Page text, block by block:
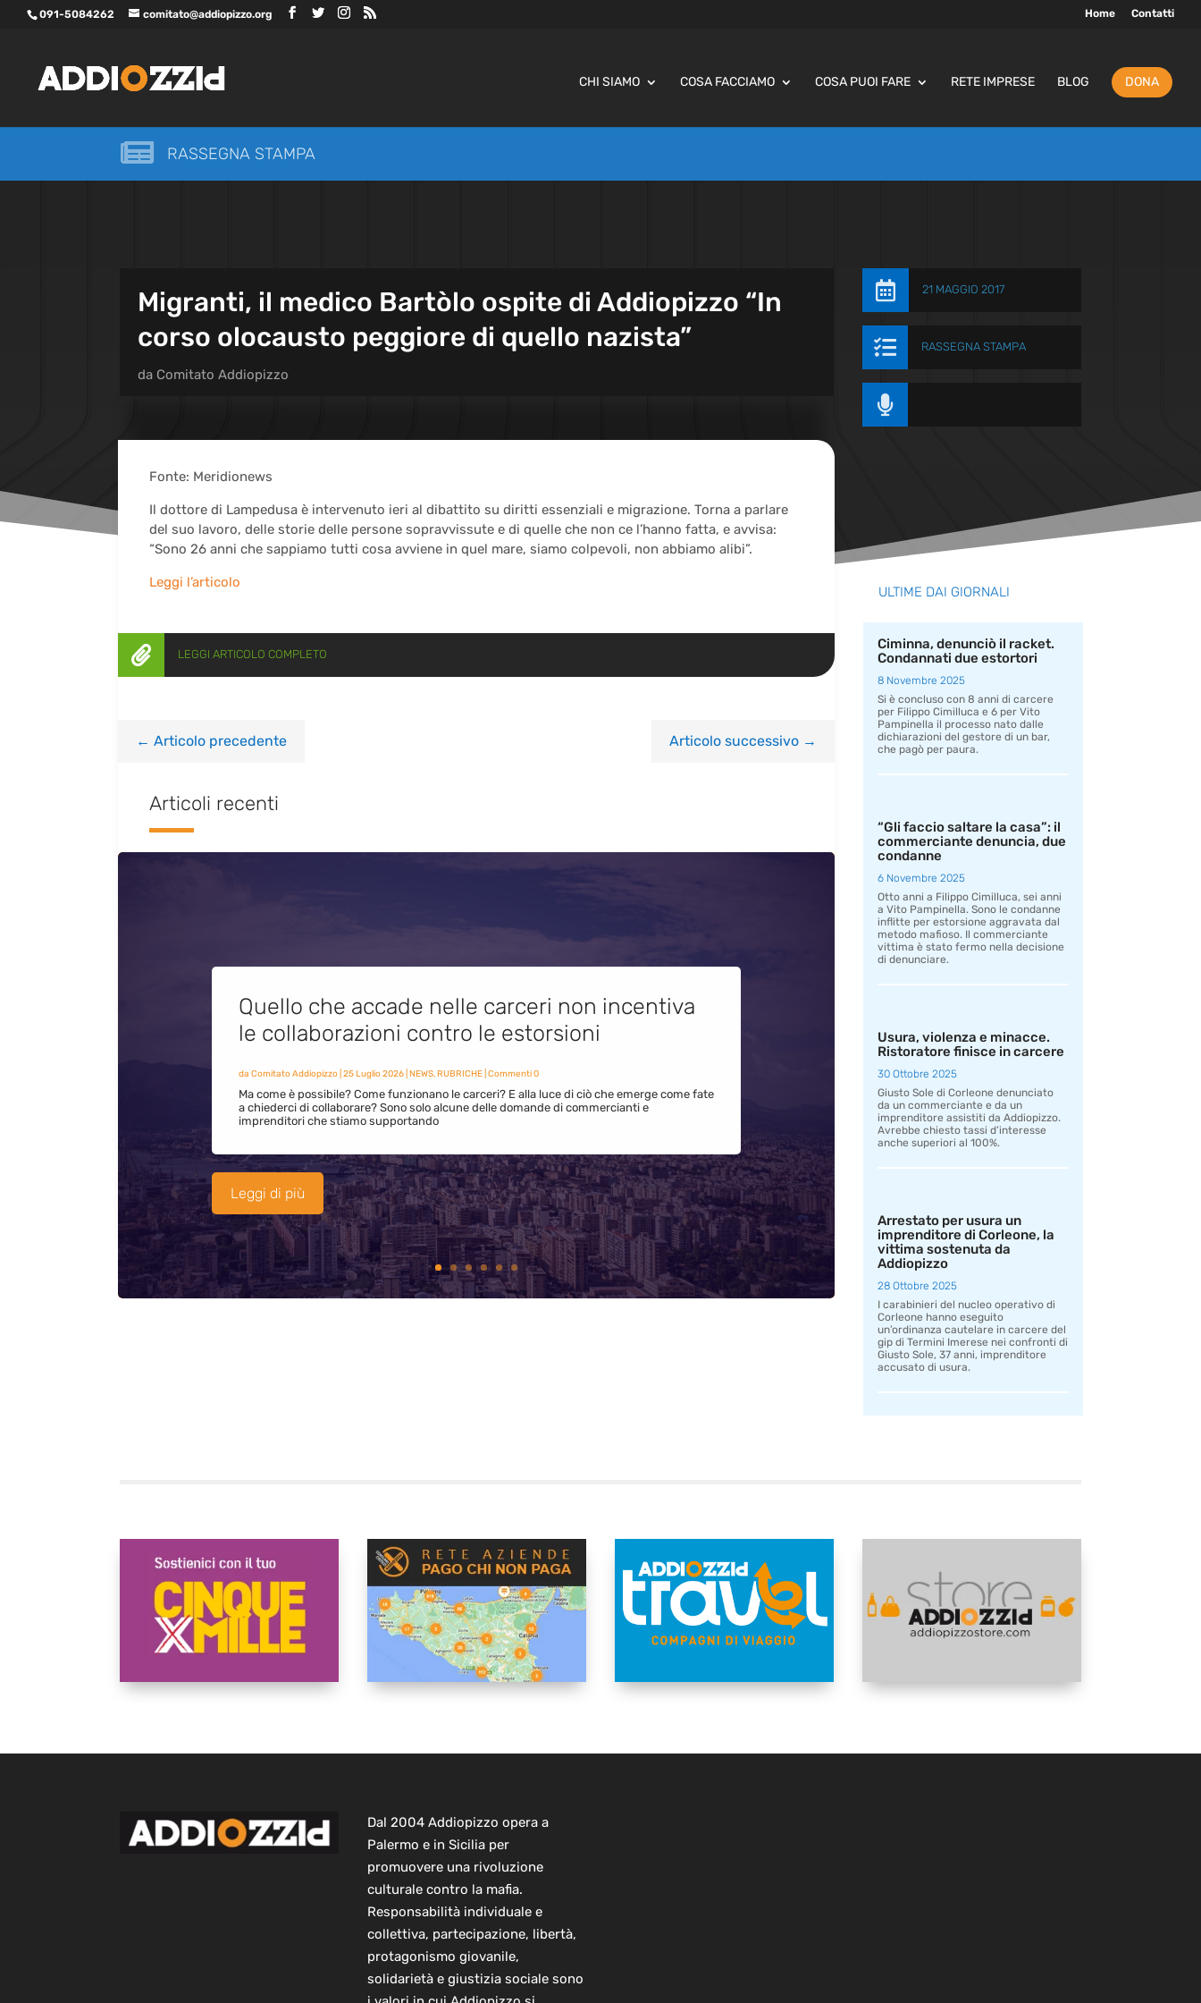
091-5084262 comitato@addiopizzo.org Home Contatti
CHI SIAMO COSA FACCIAMO COSA PUOI FARE RETE IMPRESE BLOG DONA
 RASSEGNA STAMPA
Migranti, il medico Bartòlo ospite di Addiopizzo “In
corso olocausto peggiore di quello nazista”
da Comitato Addiopizzo
 21 MAGGIO 2017
 RASSEGNA STAMPA

Fonte: Meridionews
Il dottore di Lampedusa è intervenuto ieri al dibattito su diritti essenziali e migrazione. Torna a parlare
del suo lavoro, delle storie delle persone sopravvissute e di quelle che non ce l’hanno fatta, e avvisa:
“Sono 26 anni che sappiamo tutti cosa avviene in quel mare, siamo colpevoli, non abbiamo alibi”.
Leggi l’articolo
 LEGGI ARTICOLO COMPLETO
← Articolo precedente Articolo successivo→
Articoli recenti
Quello che accade nelle carceri non incentiva
le collaborazioni contro le estorsioni
da Comitato Addiopizzo| 25 Luglio 2026| NEWS,RUBRICHE| Commenti 0
Ma come è possibile? Come funzionano le carceri? E alla luce di ciò che emerge come fate
a chiederci di collaborare? Sono solo alcune delle domande di commercianti e
imprenditori che stiamo supportando
Leggi di più
ULTIME DAI GIORNALI
Ciminna, denunciò il racket.
Condannati due estortori
8 Novembre 2025
Si è concluso con 8 anni di carcere
per Filippo Cimilluca e 6 per Vito
Pampinella il processo nato dalle
dichiarazioni del gestore di un bar,
che pagò per paura.
“Gli faccio saltare la casa”: il
commerciante denuncia, due
condanne
6 Novembre 2025
Otto anni a Filippo Cimilluca, sei anni
a Vito Pampinella. Sono le condanne
inflitte per estorsione aggravata dal
metodo mafioso. Il commerciante
vittima è stato fermo nella decisione
di denunciare.
Usura, violenza e minacce.
Ristoratore finisce in carcere
30 Ottobre 2025
Giusto Sole di Corleone denunciato
da un commerciante e da un
imprenditore assistiti da Addiopizzo.
Avrebbe chiesto tassi d’interesse
anche superiori al 100%.
Arrestato per usura un
imprenditore di Corleone, la
vittima sostenuta da
Addiopizzo
28 Ottobre 2025
I carabinieri del nucleo operativo di
Corleone hanno eseguito
un’ordinanza cautelare in carcere del
gip di Termini Imerese nei confronti di
Giusto Sole, 37 anni, imprenditore
accusato di usura.
Dal 2004 Addiopizzo opera a
Palermo e in Sicilia per
promuovere una rivoluzione
culturale contro la mafia.
Responsabilità individuale e
collettiva, partecipazione, libertà,
protagonismo giovanile,
solidarietà e giustizia sociale sono